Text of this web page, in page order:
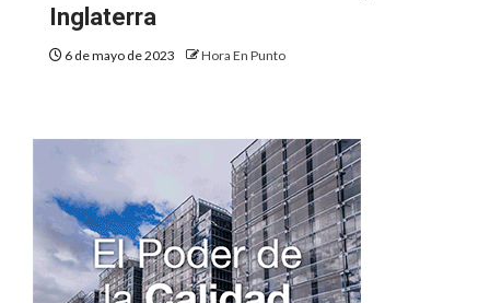
Inglaterra
6 de mayo de 2023 Hora En Punto